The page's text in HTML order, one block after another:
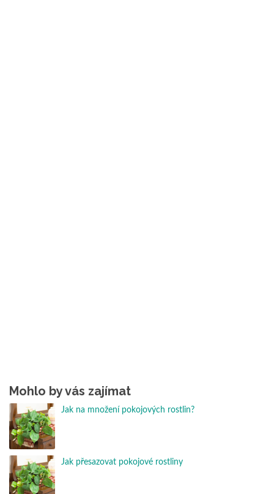
Mohlo by vás zajímat
Jak na množení pokojových rostlin?
Jak přesazovat pokojové rostliny